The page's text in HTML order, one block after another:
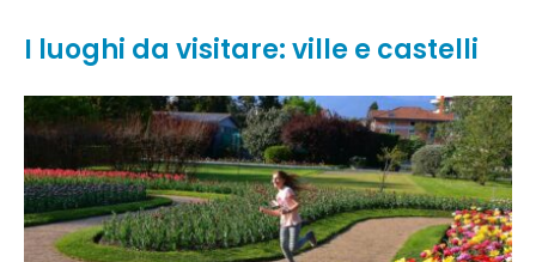
I luoghi da visitare: ville e castelli